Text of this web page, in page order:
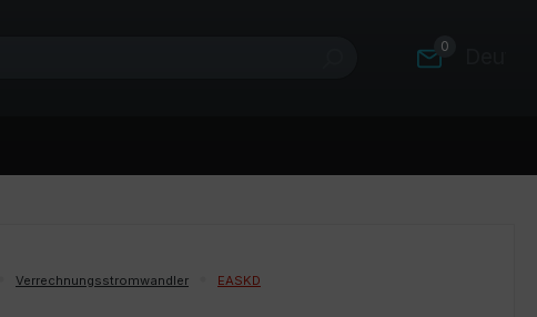
0
Verrechnungsstromwandler EASKD